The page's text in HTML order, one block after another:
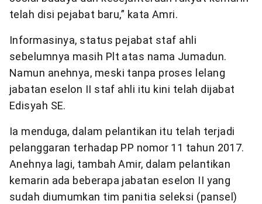
telah disi pejabat baru,” kata Amri.
Informasinya, status pejabat staf ahli
sebelumnya masih Plt atas nama Jumadun.
Namun anehnya, meski tanpa proses lelang
jabatan eselon II staf ahli itu kini telah dijabat
Edisyah SE.
Ia menduga, dalam pelantikan itu telah terjadi
pelanggaran terhadap PP nomor 11 tahun 2017.
Anehnya lagi, tambah Amir, dalam pelantikan
kemarin ada beberapa jabatan eselon II yang
sudah diumumkan tim panitia seleksi (pansel)